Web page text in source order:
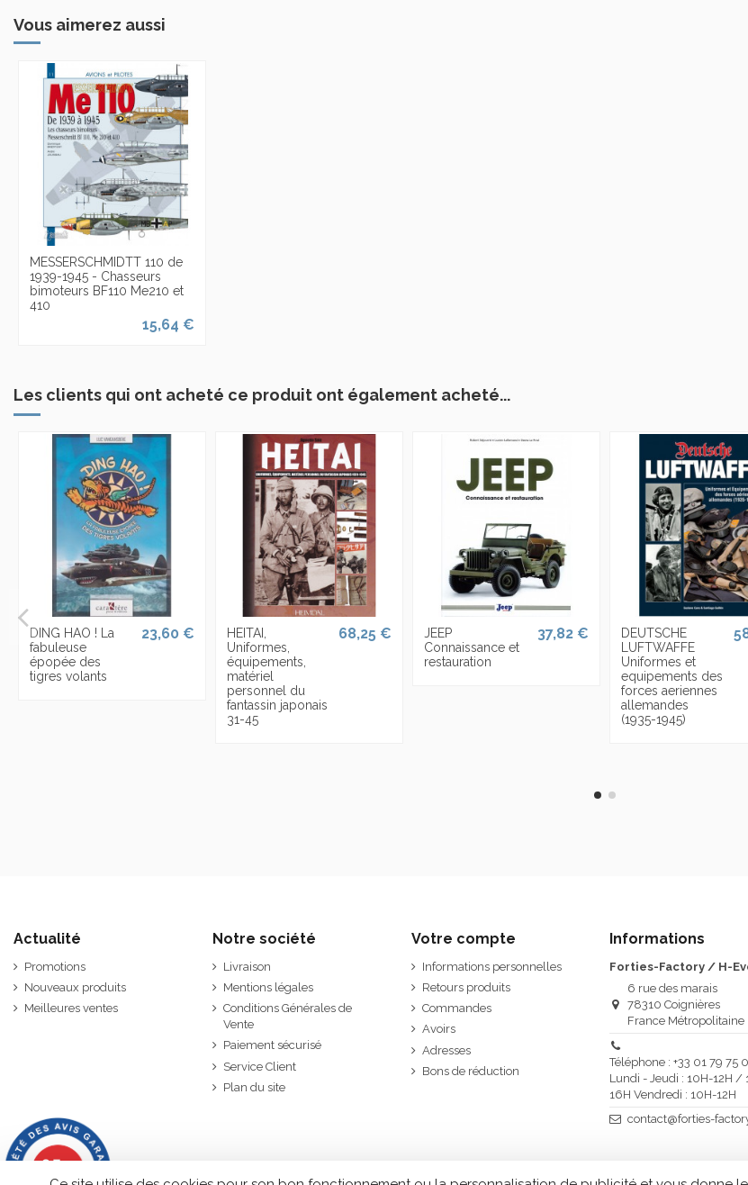
Vous aimerez aussi
MESSERSCHMIDTT 110 de
1939-1945 - Chasseurs
bimoteurs BF110 Me210 et
410
15,64 €
Les clients qui ont acheté ce produit ont également acheté...
DING HAO ! La
fabuleuse
épopée des
tigres volants
23,60 €
HEITAI,
Uniformes,
équipements,
matériel
personnel du
fantassin japonais
31-45
68,25 €
JEEP
Connaissance et
restauration
37,82 €
DEUTSCHE
LUFTWAFFE
Uniformes et
equipements des
forces aeriennes
allemandes
(1935-1945)
Actualité
Promotions
Nouveaux produits
Meilleures ventes
Notre société
Livraison
Mentions légales
Conditions Générales de
Vente
Paiement sécurisé
Service Client
Plan du site
Votre compte
Informations personnelles
Retours produits
Commandes
Avoirs
Adresses
Bons de réduction
Informations
Forties-Factory / H-
6 rue des marais
78310 Coignières
France Métropolitaine
Téléphone : +33 01 79 75
Lundi - Jeudi : 10H-12H /
16H Vendredi : 10H-12H
contact@forties-
9.7
2843 avis